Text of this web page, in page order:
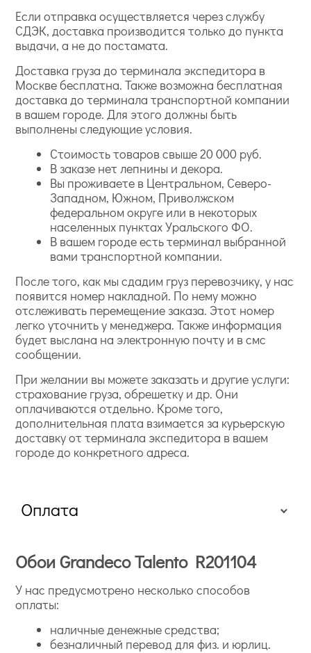
Если отправка осуществляется через службу
СДЭК, доставка производится только до пункта
выдачи, а не до постамата.
Доставка груза до терминала экспедитора в
Москве бесплатна. Также возможна бесплатная
доставка до терминала транспортной компании
в вашем городе. Для этого должны быть
выполнены следующие условия.
Стоимость товаров свыше 20 000 руб.
В заказе нет лепнины и декора.
Вы проживаете в Центральном, Северо-
Западном, Южном, Приволжском
федеральном округе или в некоторых
населенных пунктах Уральского ФО.
В вашем городе есть терминал выбранной
вами транспортной компании.
После того, как мы сдадим груз перевозчику, у нас
появится номер накладной. По нему можно
отслеживать перемещение заказа. Этот номер
легко уточнить у менеджера. Также информация
будет выслана на электронную почту и в смс
сообщении.
При желании вы можете заказать и другие услуги:
страхование груза, обрешетку и др. Они
оплачиваются отдельно. Кроме того,
дополнительная плата взимается за курьерскую
доставку от терминала экспедитора в вашем
городе до конкретного адреса.
Оплата
Обои Grandeco Talento R201104
У нас предусмотрено несколько способов
оплаты:
наличные денежные средства;
безналичный перевод для физ. и юрлиц.